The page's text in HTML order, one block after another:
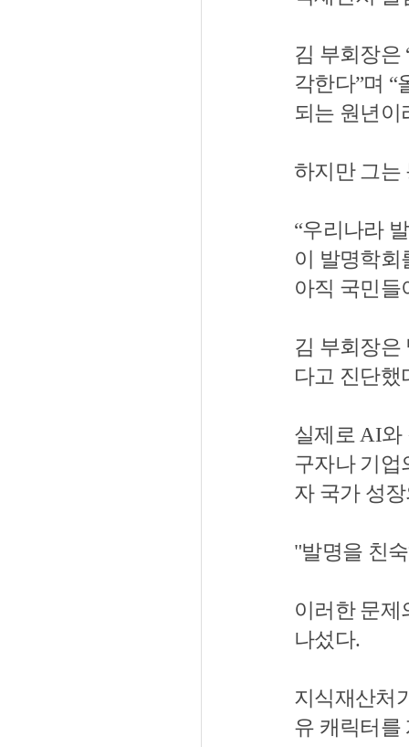
김 부회장은
각한다”며
되는 원년이
하지만 그는
“우리나라
이 발명학회
아직 국민들
김 부회장은
다고 진단했
실제로 AI와
구자나 기업
자 국가 성
"발명을 친
이러한 문제
나섰다.
지식재산처
유 캐릭터를